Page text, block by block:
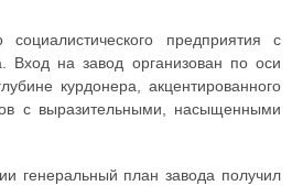
предприятия с
Вход на завод организован по оси
курдонера, акцентированного
с выразительными, насыщенными
генеральный план завода получил